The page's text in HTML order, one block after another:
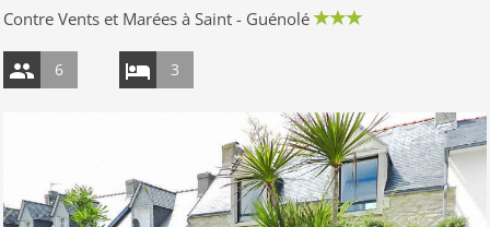
Contre Vents et Marées à Saint - Guénolé
6 3